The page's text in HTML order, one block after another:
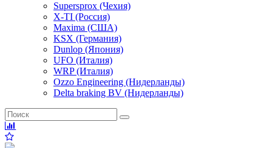
Supersprox (Чехия)
X-TI (Россия)
Maxima (США)
KSX (Германия)
Dunlop (Япония)
UFO (Италия)
WRP (Италия)
Ozzo Engineering (Нидерланды)
Delta braking BV (Нидерланды)